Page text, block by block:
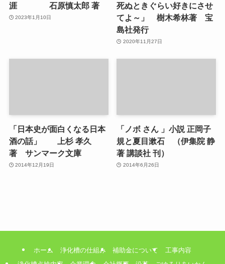
涯 石原慎太郎 著
2023年1月10日
死ぬときぐらい好きにさせ
てよ～」 樹木希林著 宝
島社発行
2020年11月27日
「日本史が面白くなる日本
酒の話」 上杉 孝久
著 サンマーク文庫
2014年12月19日
「ノボ さん 」小説 正岡子
規と夏目漱石 （伊集院 静
著 講談社 刊）
2014年6月26日
ホーム 浄化槽の仕組み 補助金について
工事内容